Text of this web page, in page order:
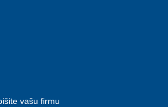
vašu firmu